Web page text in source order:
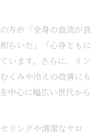
方が「全身の血流が良
らいだ」「心身ともに
います。さらに、リン
くみや冷えの改善にも
中心に幅広い世代から
リングや清潔なサロ